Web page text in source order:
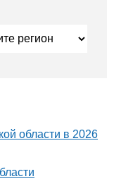
области в 2026